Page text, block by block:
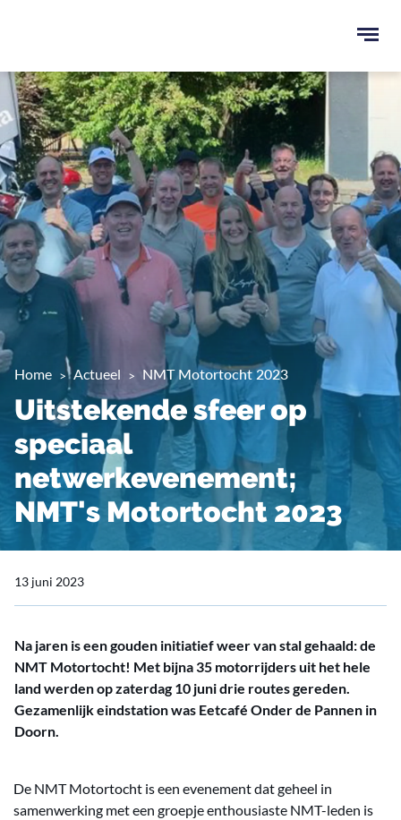
menu
Home Actueel NMT Motortocht 2023
Uitstekende sfeer op
speciaal
netwerkevenement;
NMT's Motortocht 2023
13 juni 2023
Na jaren is een gouden initiatief weer van stal gehaald: de
NMT Motortocht! Met bijna 35 motorrijders uit het hele
land werden op zaterdag 10 juni drie routes gereden.
Gezamenlijk eindstation was Eetcafé Onder de Pannen in
Doorn.
De NMT Motortocht is een evenement dat geheel in
samenwerking met een groepje enthousiaste NMT-leden is